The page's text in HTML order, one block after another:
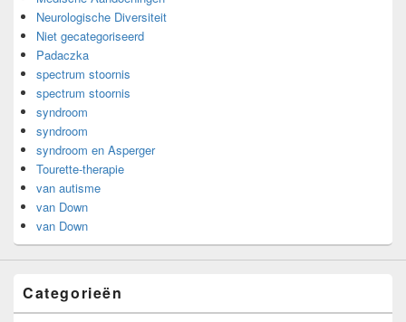
Neurologische Diversiteit
Niet gecategoriseerd
Padaczka
spectrum stoornis
spectrum stoornis
syndroom
syndroom
syndroom en Asperger
Tourette-therapie
van autisme
van Down
van Down
Categorieën